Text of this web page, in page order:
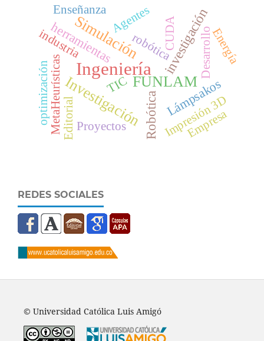
Ingeniería
Investigación
Simulación
FUNLAM
Robótica
investigación
herramientas
Lámpsakos
Impresión 3D
MetaHeurísticas
Agentes
Desarrollo
robótica
CUDA
industria
Editorial
Enseñanza
TIC
Empresa
Energía
Proyectos
optimización
REDES SOCIALES
© Universidad Católica Luis Amigó